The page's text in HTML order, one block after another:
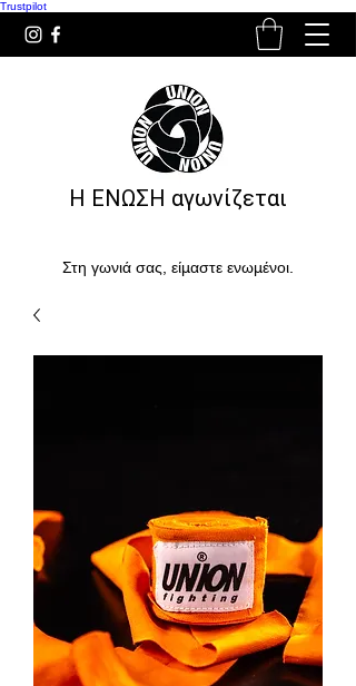
Trustpilot
Η ΕΝΩΣΗ αγωνίζεται
Στη γωνιά σας, είμαστε ενωμένοι.